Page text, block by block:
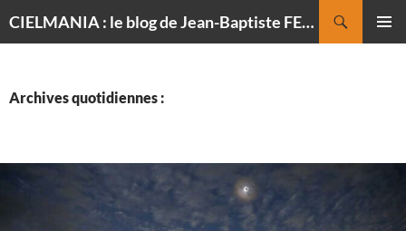
CIELMANIA : le blog de Jean-Baptiste FELDMANN, photographe du ciel
Archives quotidiennes :